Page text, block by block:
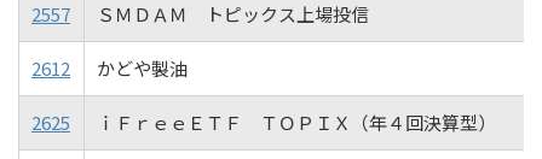
2557 ＳＭＤＡＭ トピックス上場投信
2612 かどや製油
2625 ｉＦｒｅｅＥＴＦ ＴＯＰＩＸ（年４回決算型）